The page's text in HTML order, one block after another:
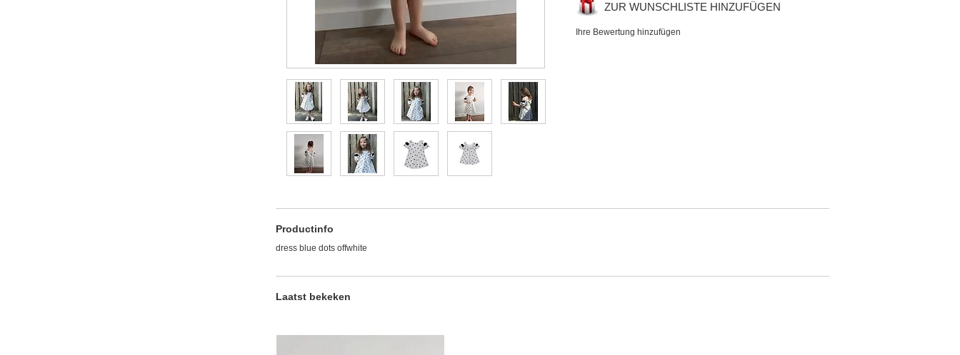
ZUR WUNSCHLISTE HINZUFÜGEN
Ihre Bewertung hinzufügen
Productinfo
dress blue dots offwhite
Laatst bekeken